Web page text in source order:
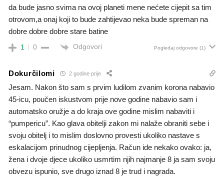
da bude jasno svima na ovoj planeti mene nećete cijepit sa tim
otrovom,a onaj koji to bude zahtijevao neka bude spreman na
dobre dobre dobre stare batine
1 0 Odgovori Pogledaj odgovore (1)
Dokurčilomi 2 godine prije
Jesam. Nakon što sam s prvim ludilom zvanim korona nabavio
45-icu, poučen iskustvom prije nove godine nabavio sam i
automatsko oružje a do kraja ove godine mislim nabaviti i
“pumpericu”. Kao glava obitelji zakon mi nalaže obraniti sebe i
svoju obitelj i to mislim doslovno provesti ukoliko nastave s
eskalacijom prinudnog cijepljenja. Račun ide nekako ovako: ja,
žena i dvoje djece ukoliko usmrtim njih najmanje 8 ja sam svoju
obvezu ispunio, sve drugo iznad 8 je trud i nagrada.